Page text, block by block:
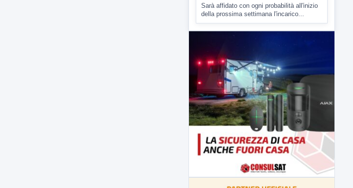
Malore o aggressione? Sarà
l'autopsia a chiarire il giallo di Villa
Adriana
Sarà affidato con ogni probabilità all'inizio